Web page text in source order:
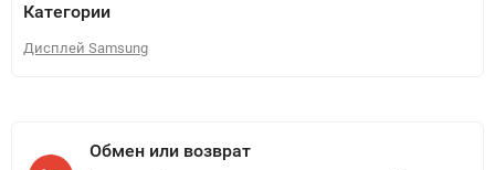
Категории
Дисплей Samsung
Обмен или возврат